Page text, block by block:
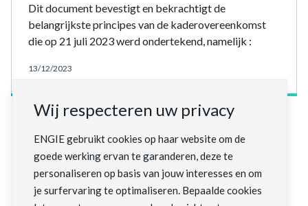
Dit document bevestigt en bekrachtigt de
belangrijkste principes van de kaderovereenkomst
die op 21 juli 2023 werd ondertekend, namelijk :
13/12/2023
Meer laden
Wij respecteren uw privacy
ENGIE gebruikt cookies op haar website om de
goede werking ervan te garanderen, deze te
personaliseren op basis van jouw interesses en om
je surfervaring te optimaliseren. Bepaalde cookies